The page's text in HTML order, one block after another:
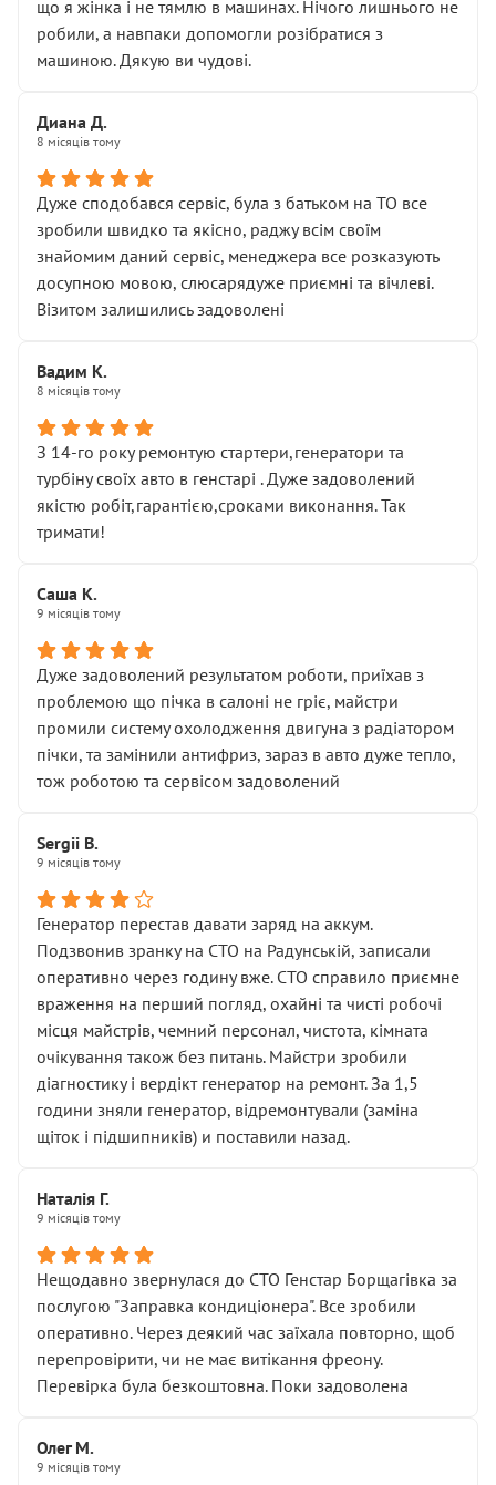
що я жінка і не тямлю в машинах. Нічого лишнього не
робили, а навпаки допомогли розібратися з
машиною. Дякую ви чудові.
Диана Д.
8 місяців тому
Дуже сподобався сервіс, була з батьком на ТО все
зробили швидко та якісно, раджу всім своїм
знайомим даний сервіс, менеджера все розказують
досупною мовою, слюсарядуже приємні та вічлеві.
Візитом залишились задоволені
Вадим К.
8 місяців тому
З 14-го року ремонтую стартери,генератори та
турбіну своїх авто в генстарі . Дуже задоволений
якістю робіт,гарантією,сроками виконання. Так
тримати!
Саша К.
9 місяців тому
Дуже задоволений результатом роботи, приїхав з
проблемою що пічка в салоні не гріє, майстри
промили систему охолодження двигуна з радіатором
пічки, та замінили антифриз, зараз в авто дуже тепло,
тож роботою та сервісом задоволений
Sergii B.
9 місяців тому
Генератор перестав давати заряд на аккум.
Подзвонив зранку на СТО на Радунській, записали
оперативно через годину вже. СТО справило приємне
враження на перший погляд, охайні та чисті робочі
місця майстрів, чемний персонал, чистота, кімната
очікування також без питань. Майстри зробили
діагностику і вердікт генератор на ремонт. За 1,5
години зняли генератор, відремонтували (заміна
щіток і підшипників) и поставили назад.
Наталія Г.
9 місяців тому
Нещодавно звернулася до СТО Генстар Борщагівка за
послугою "Заправка кондиціонера". Все зробили
оперативно. Через деякий час заїхала повторно, щоб
перепровірити, чи не має витікання фреону.
Перевірка була безкоштовна. Поки задоволена
Олег М.
9 місяців тому